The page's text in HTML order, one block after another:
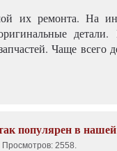
их ремонта. На
Чаще
популярен в нашей
Просмотров: 2558.